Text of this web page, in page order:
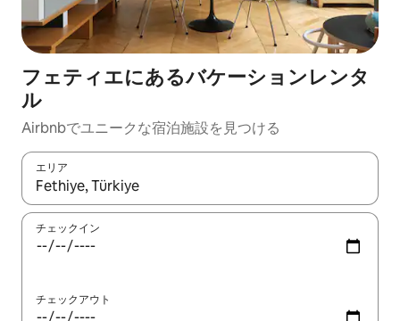
フェティエにあるバケーションレンタ
ル
Airbnbでユニークな宿泊施設を見つける
エリア
検索結果が表示されたら、上下の矢印キーを使って移動するか
チェックイン
チェックアウト